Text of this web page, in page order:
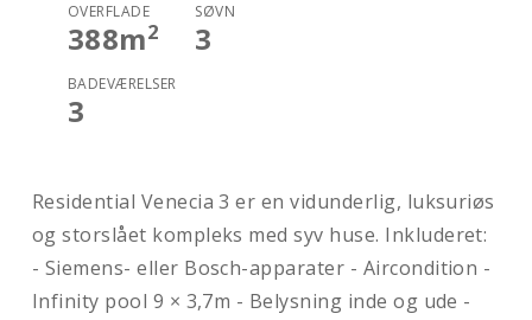
OVERFLADE
388m2
SØVN
3
BADEVÆRELSER
3
Residential Venecia 3 er en vidunderlig, luksuriøs
og storslået kompleks med syv huse. Inkluderet:
- Siemens- eller Bosch-apparater - Aircondition -
Infinity pool 9 × 3,7m - Belysning inde og ude -